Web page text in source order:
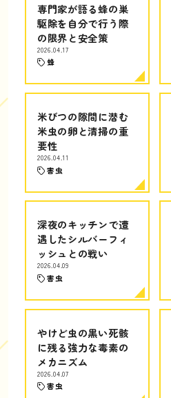
専門家が語る蜂の巣
駆除を自分で行う際
の限界と安全策
2026.04.17
蜂
米びつの隙間に潜む
米虫の卵と清掃の重
要性
2026.04.11
害虫
深夜のキッチンで遭
遇したシルバーフィ
ッシュとの戦い
2026.04.09
害虫
やけど虫の黒い死骸
に残る強力な毒素の
メカニズム
2026.04.07
害虫